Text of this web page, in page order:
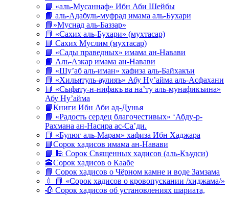
📘 «аль-Мусаннаф» Ибн Аби Шейбы
📘 аль-Адабуль-муфрад имама аль-Бухари
📘»Муснад аль-Баззар»
📘 «Сахих аль-Бухари» (мухтасар)
📘 Сахих Муслим (мухтасар)
📘 «Сады праведных» имама ан-Навави
📘 Аль-Азкар имама ан-Навави
📘 «Шу’аб аль-иман» хафиза аль-Байхакъи
📘 «Хильятуль-аулияъ» Абу Ну’айма аль-Асфахани
📘 «Сыфату-н-нифакъ ва на’ту аль-мунафикъина»
Абу Ну’айма
📘Книги Ибн Аби ад-Дунья
📘 «Радость сердец благочестивых» ‘Абду-р-
Рахмана ан-Насира ас-Са’ди.
📘 «Булюг аль-Марам» хафиза Ибн Хаджара
📘Сорок хадисов имама ан-Навави
📘 🕌 Сорок Священных хадисов (аль-Къудси)
🕋Сорок хадисов о Каабе
📘 Сорок хадисов о Чёрном камне и воде Замзама
💉 📘 «Сорок хадисов о кровопускании /хиджама/»
🥀 Сорок хадисов об установлениях шариата,